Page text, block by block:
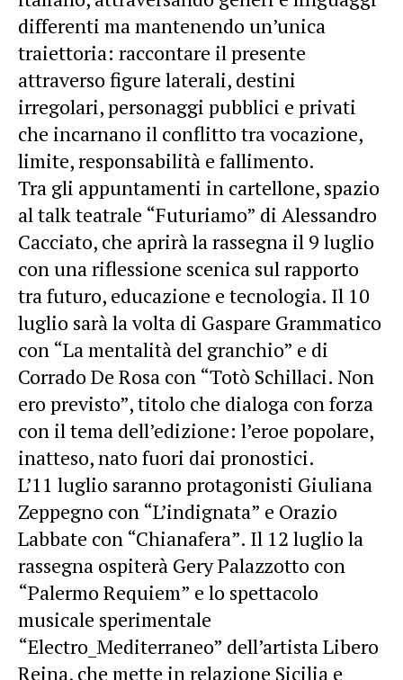
differenti ma mantenendo un’unica
traiettoria: raccontare il presente
attraverso figure laterali, destini
irregolari, personaggi pubblici e privati
che incarnano il conflitto tra vocazione,
limite, responsabilità e fallimento.
Tra gli appuntamenti in cartellone, spazio
al talk teatrale “Futuriamo” di Alessandro
Cacciato, che aprirà la rassegna il 9 luglio
con una riflessione scenica sul rapporto
tra futuro, educazione e tecnologia. Il 10
luglio sarà la volta di Gaspare Grammatico
con “La mentalità del granchio” e di
Corrado De Rosa con “Totò Schillaci. Non
ero previsto”, titolo che dialoga con forza
con il tema dell’edizione: l’eroe popolare,
inatteso, nato fuori dai pronostici.
L’11 luglio saranno protagonisti Giuliana
Zeppegno con “L’indignata” e Orazio
Labbate con “Chianafera”. Il 12 luglio la
rassegna ospiterà Gery Palazzotto con
“Palermo Requiem” e lo spettacolo
musicale sperimentale
“Electro_Mediterraneo” dell’artista Libero
Reina, che mette in relazione Sicilia e